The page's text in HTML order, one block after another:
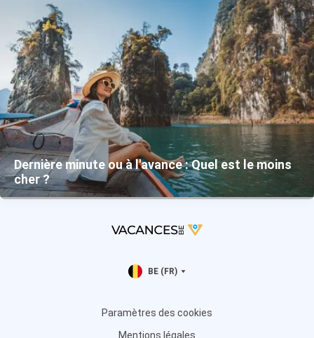
Dernière minute ou à l'avance : Quel est le moins
cher ?
BE (FR)
Paramètres des cookies
Mentions légales